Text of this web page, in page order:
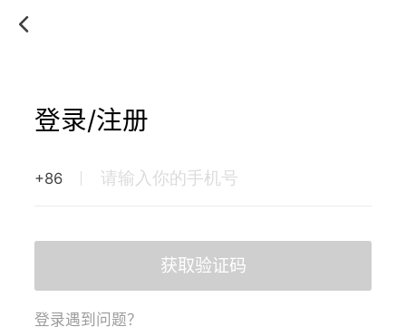
登录/注册
+86
获取验证码
登录遇到问题？